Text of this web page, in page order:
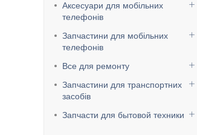
Аксесуари для мобільних
телефонів
Запчастини для мобільних
телефонів
Все для ремонту
Запчастини для транспортних
засобів
Запчасти для бытовой техники